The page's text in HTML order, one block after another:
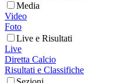
Media
Video
Foto
Live e Risultati
Live
Diretta Calcio
Risultati e Classifiche